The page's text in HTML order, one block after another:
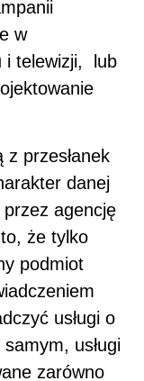
w
i telewizji, lub
przesłanek
danej
agencję
że tylko
podmiot
usługi o
usługi
zarówno